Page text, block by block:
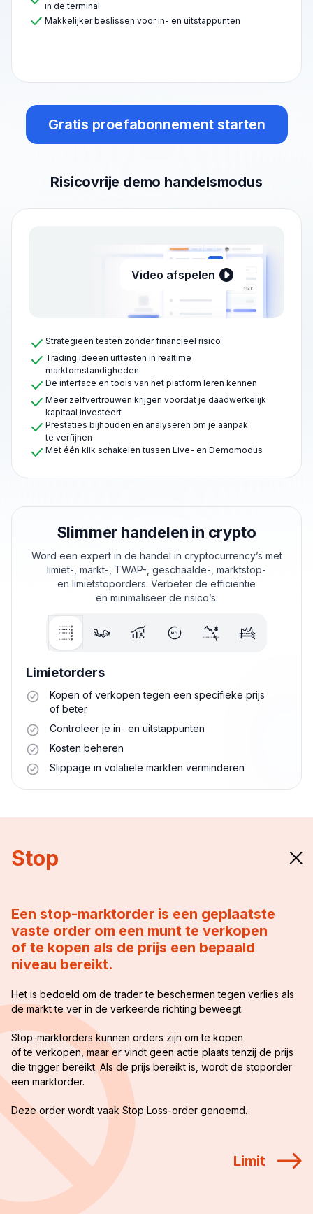
in de terminal
Makkelijker beslissen voor in- en uitstappunten
Gratis proefabonnement starten
Risicovrije demo handelsmodus
Strategieën testen zonder financieel risico
Trading ideeën uittesten in realtime
marktomstandigheden
De interface en tools van het platform leren kennen
Meer zelfvertrouwen krijgen voordat je daadwerkelijk
kapitaal investeert
Prestaties bijhouden en analyseren om je aanpak
te verfijnen
Met één klik schakelen tussen Live- en Demomodus
Video afspelen
Slimmer handelen in crypto
Word een expert in de handel in cryptocurrency’s met
limiet-, markt-, TWAP-, geschaalde-, marktstop-
en limietstoporders. Verbeter de efficiëntie
en minimaliseer de risico’s.
Limietorders
Kopen of verkopen tegen een specifieke prijs
of beter
Controleer je in- en uitstappunten
Kosten beheren
Slippage in volatiele markten verminderen
Stop
Een stop-marktorder is een geplaatste
vaste order om een munt te verkopen
of te kopen als de prijs een bepaald
niveau bereikt.
Het is bedoeld om de trader te beschermen tegen verlies als
de markt te ver in de verkeerde richting beweegt.
Stop-marktorders kunnen orders zijn om te kopen
of te verkopen, maar er vindt geen actie plaats tenzij de prijs
die trigger bereikt. Als de prijs bereikt is, wordt de stoporder
een marktorder.
Deze order wordt vaak Stop Loss-order genoemd.
Limit